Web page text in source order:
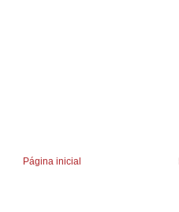
Página inicial